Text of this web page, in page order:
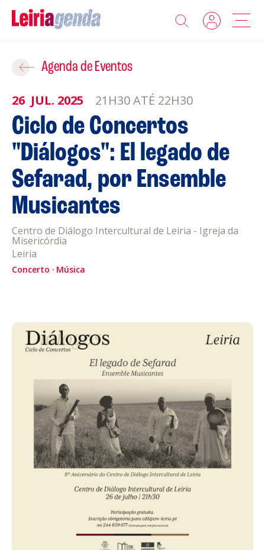
Agenda
Sobre a Leiriagenda
Promotores
Clubes Desportivos
Contactos
Informações
Política de Privacidade
Política de Cookies
Agenda de Eventos
26 JUL. 2025 21H30 ATÉ 22H30
Ciclo de Concertos
"Diálogos": El legado de
Sefarad, por Ensemble
Musicantes
Centro de Diálogo Intercultural de Leiria - Igreja da
Misericórdia
Leiria
Concerto Música
Adicionar ao Roteiro
ROTEIROS EXISTENTES
CRIAR NOVO
Gravar